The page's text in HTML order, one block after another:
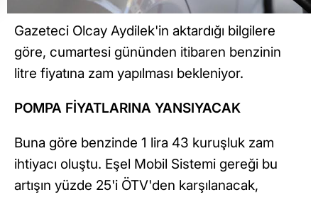
Gazeteci Olcay Aydilek'in aktardığı bilgilere
göre, cumartesi gününden itibaren benzinin
litre fiyatına zam yapılması bekleniyor.
POMPA FİYATLARINA YANSIYACAK
Buna göre benzinde 1 lira 43 kuruşluk zam
ihtiyacı oluştu. Eşel Mobil Sistemi gereği bu
artışın yüzde 25'i ÖTV'den karşılanacak,